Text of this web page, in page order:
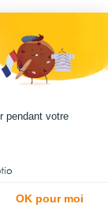
pendant votre
OK pour moi